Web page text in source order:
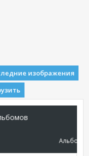
изображения
Альбомы